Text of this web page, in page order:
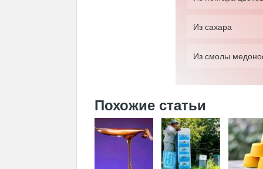
Из сахара
Из смолы
Похожие статьи